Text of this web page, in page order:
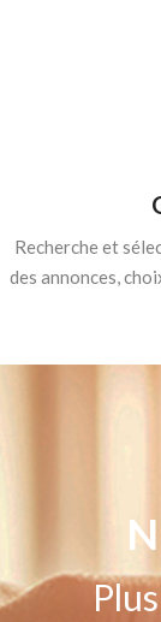
Recherche et
des annonces,